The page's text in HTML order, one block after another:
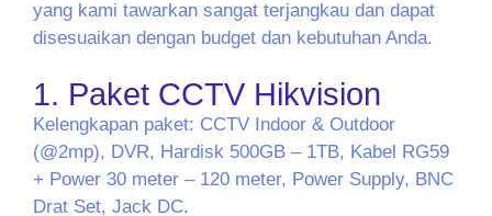
yang kami tawarkan sangat terjangkau dan dapat
disesuaikan dengan budget dan kebutuhan Anda.
1. Paket CCTV Hikvision
Kelengkapan paket: CCTV Indoor & Outdoor
(@2mp), DVR, Hardisk 500GB – 1TB, Kabel RG59
+ Power 30 meter – 120 meter, Power Supply, BNC
Drat Set, Jack DC.